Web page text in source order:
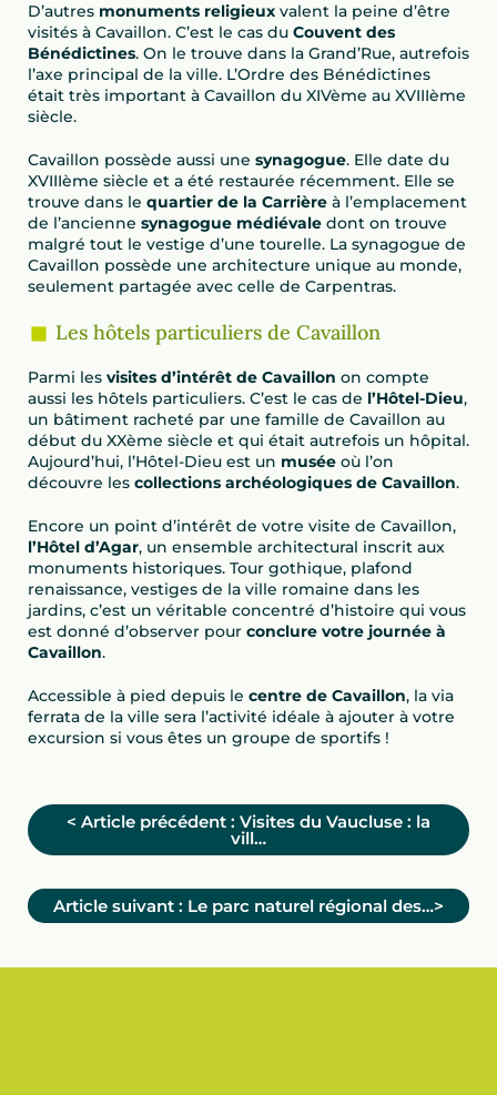
D’autres monuments religieux valent la peine d’être
visités à Cavaillon. C’est le cas du Couvent des
Bénédictines. On le trouve dans la Grand’Rue, autrefois
l’axe principal de la ville. L’Ordre des Bénédictines
était très important à Cavaillon du XIVème au XVIIIème
siècle.
Cavaillon possède aussi une synagogue. Elle date du
XVIIIème siècle et a été restaurée récemment. Elle se
trouve dans le quartier de la Carrière à l’emplacement
de l’ancienne synagogue médiévale dont on trouve
malgré tout le vestige d’une tourelle. La synagogue de
Cavaillon possède une architecture unique au monde,
seulement partagée avec celle de Carpentras.
Les hôtels particuliers de Cavaillon
Parmi les visites d’intérêt de Cavaillon on compte
aussi les hôtels particuliers. C’est le cas de l’Hôtel-Dieu,
un bâtiment racheté par une famille de Cavaillon au
début du XXème siècle et qui était autrefois un hôpital.
Aujourd’hui, l’Hôtel-Dieu est un musée où l’on
découvre les collections archéologiques de Cavaillon.
Encore un point d’intérêt de votre visite de Cavaillon,
l’Hôtel d’Agar, un ensemble architectural inscrit aux
monuments historiques. Tour gothique, plafond
renaissance, vestiges de la ville romaine dans les
jardins, c’est un véritable concentré d’histoire qui vous
est donné d’observer pour conclure votre journée à
Cavaillon.
Accessible à pied depuis le centre de Cavaillon, la via
ferrata de la ville sera l’activité idéale à ajouter à votre
excursion si vous êtes un groupe de sportifs !
< Article précédent : Visites du Vaucluse : la
vill…
Article suivant : Le parc naturel régional des…>